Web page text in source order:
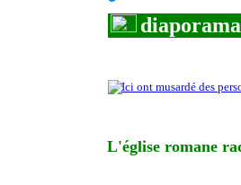
L'église romane